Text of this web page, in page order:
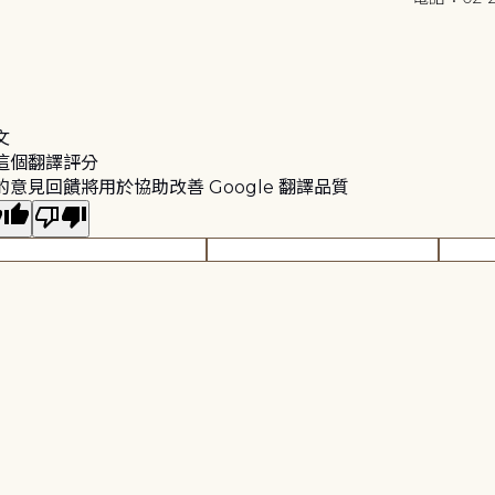
個翻譯評分
意見回饋將用於協助改善 Google 翻譯品質